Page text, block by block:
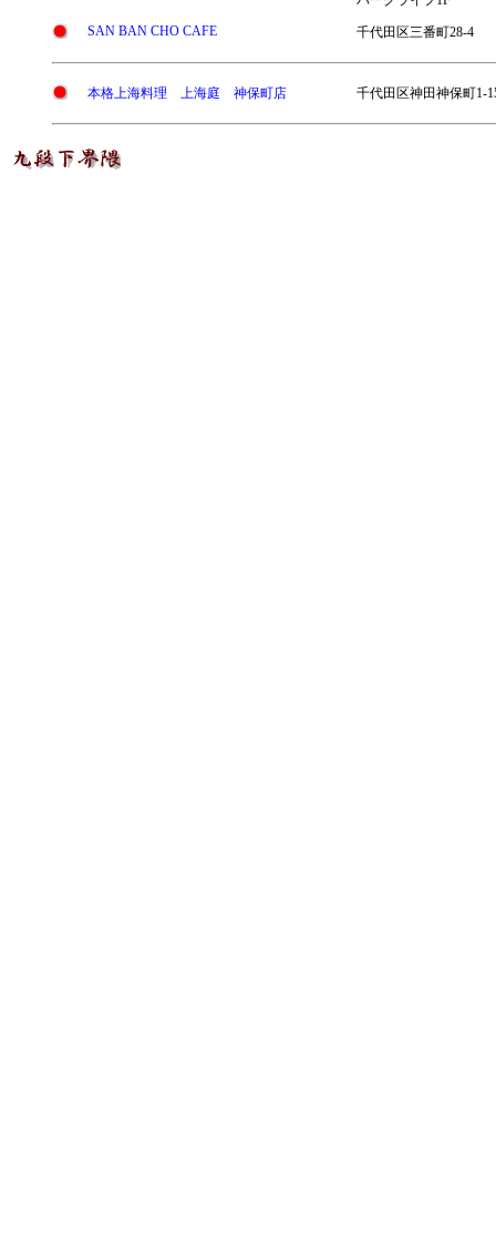
SAN BAN CHO CAFE
千代田区三番町28-4
本格上海料理 上海庭 神保町店 千代田区神田神保町1-